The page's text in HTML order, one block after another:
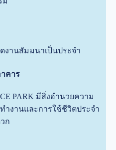
งานสัมมนาเป็นประจำ
คาร
PARK มีสิ่งอำนวยความ
ำงานและการใช้ชีวิตประจำ
ก